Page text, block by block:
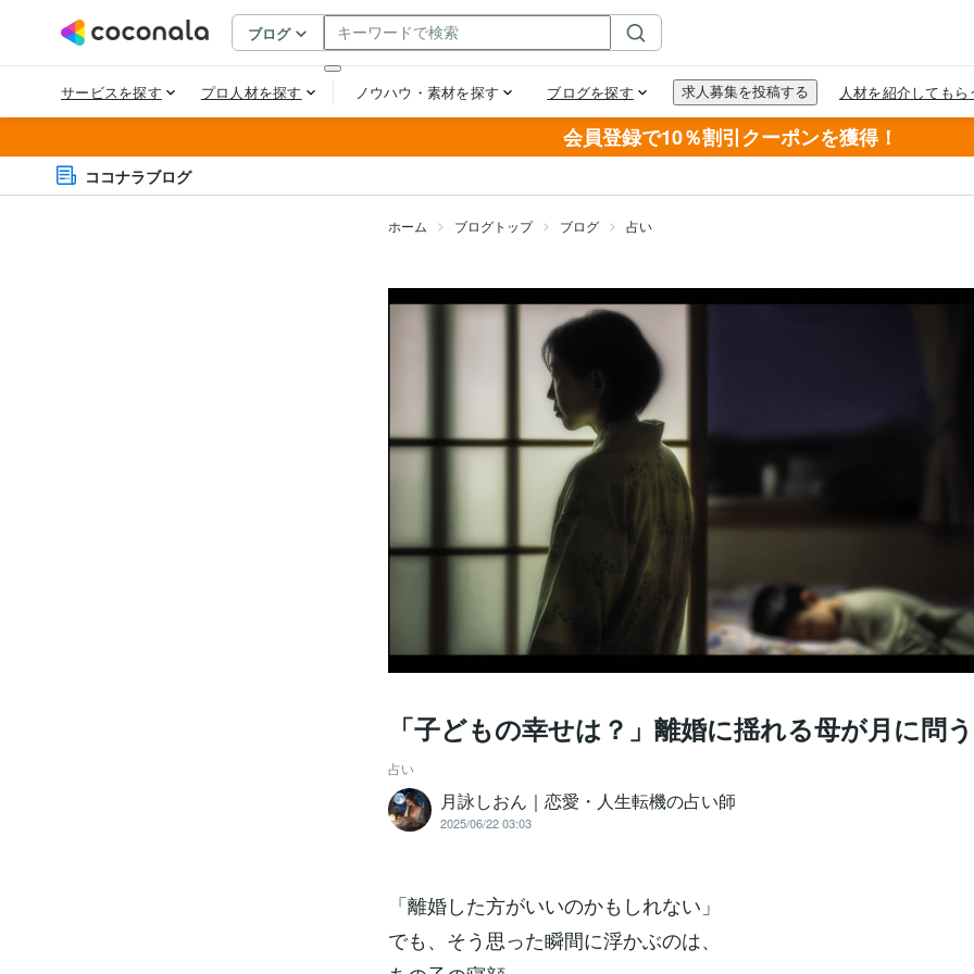
会員登録で10％割引クーポンを獲得！
ココナラブログ
ホーム ブログトップ ブログ 占い
「子どもの幸せは？」離婚に揺れる母が月に問
占い
月詠しおん｜恋愛・人生転機の占い師
2025/06/22 03:03
「離婚した方がいいのかもしれない」
でも、そう思った瞬間に浮かぶのは、